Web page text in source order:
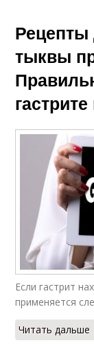
Рецепты
тыквы
Если гастрит
применяется
Читать